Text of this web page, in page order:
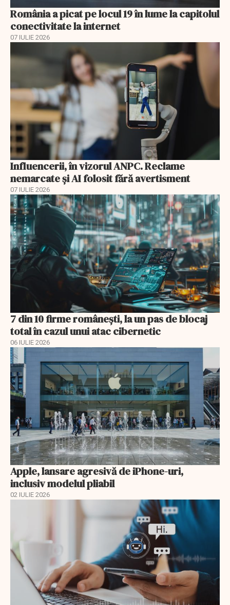
România a picat pe locul 19 în lume la capitolul
conectivitate la internet
07 IULIE 2026
Influencerii, în vizorul ANPC. Reclame
nemarcate și AI folosit fără avertisment
07 IULIE 2026
7 din 10 firme românești, la un pas de blocaj
total în cazul unui atac cibernetic
06 IULIE 2026
Apple, lansare agresivă de iPhone-uri,
inclusiv modelul pliabil
02 IULIE 2026